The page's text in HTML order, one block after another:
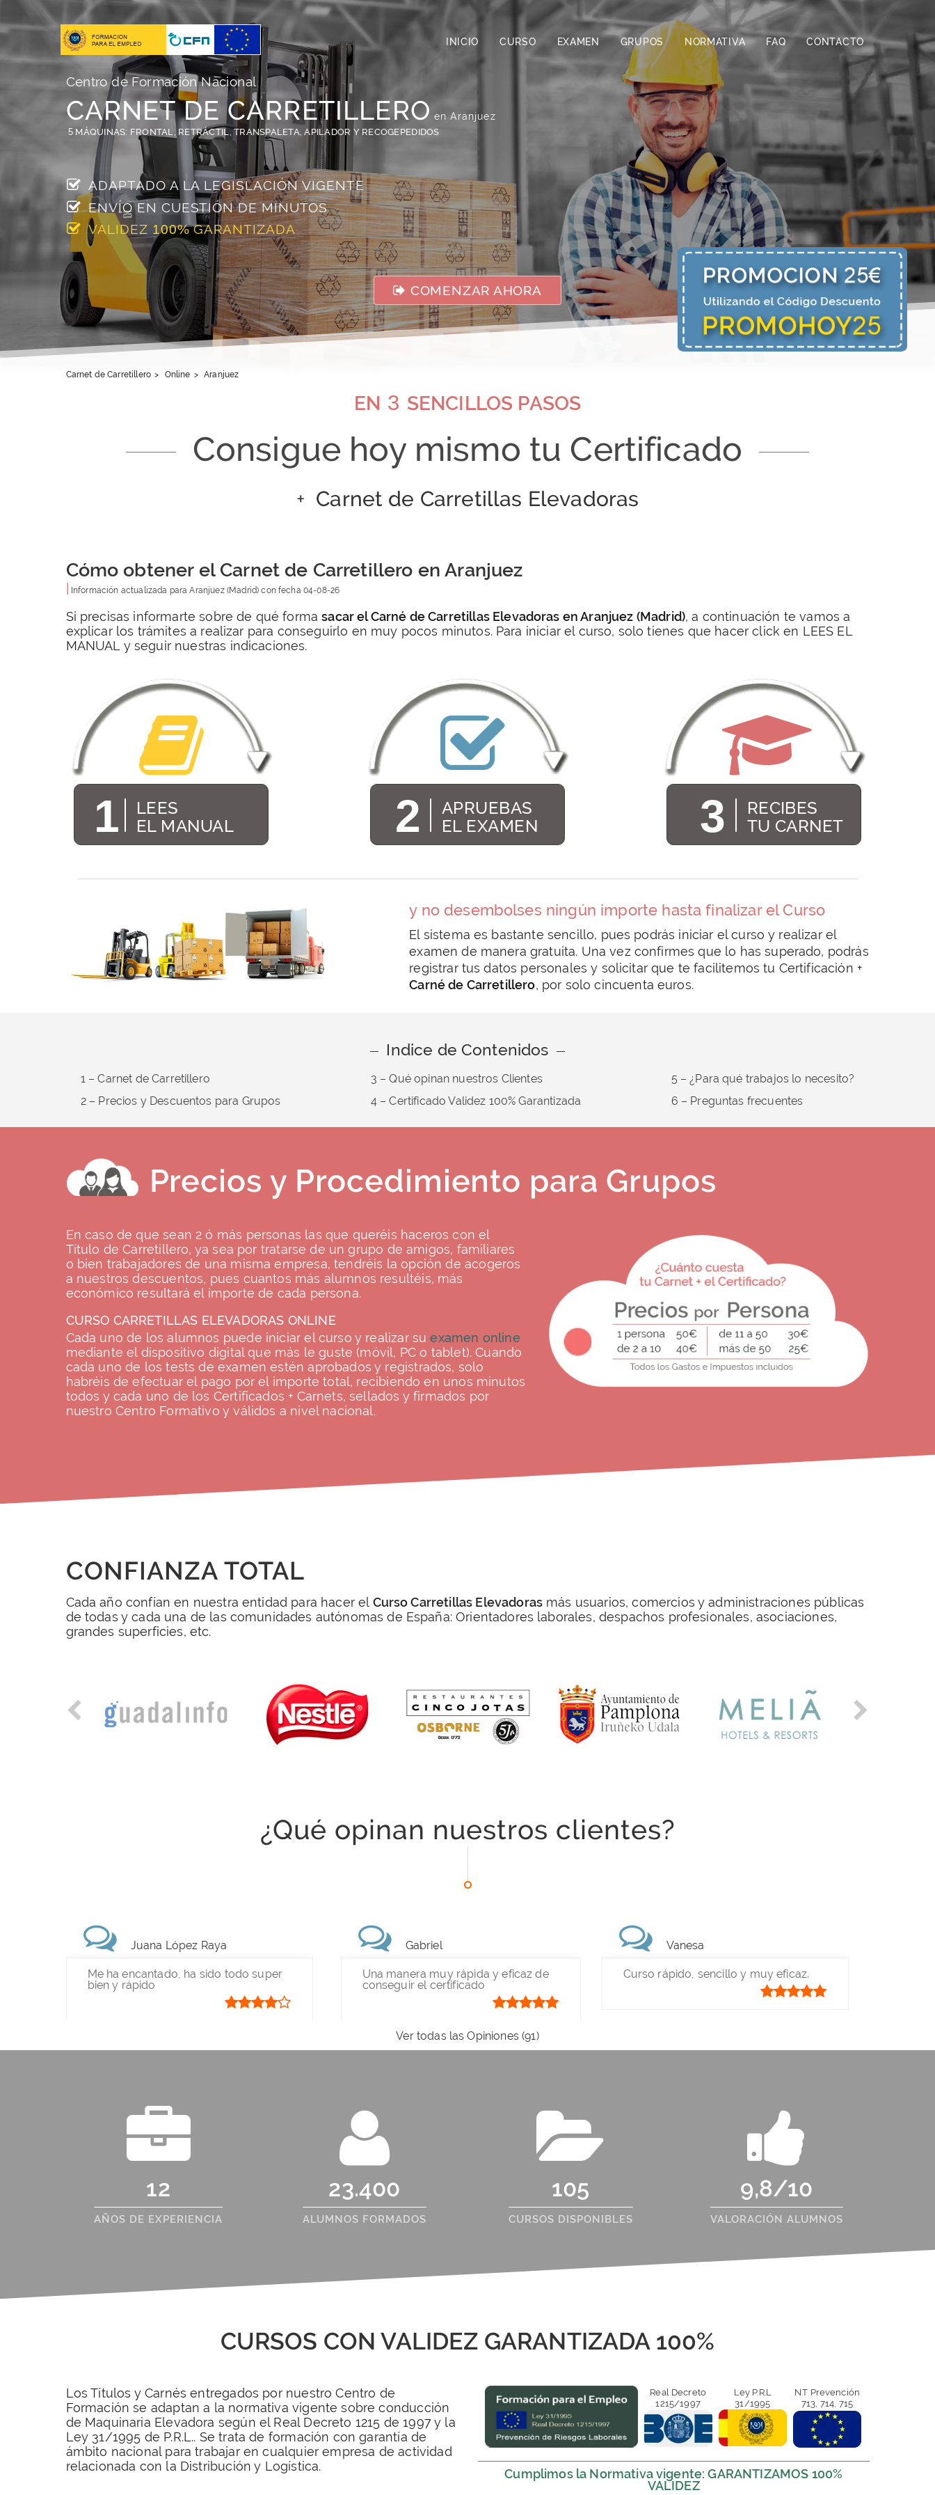
INICIO CURSO EXAMEN GRUPOS NORMATIVA FAQ CONTACTO
Centro de Formación Nacional
CARNET DE CARRETILLERO en Aranjuez
5 MÁQUINAS: FRONTAL, RETRÁCTIL, TRANSPALETA, APILADOR Y RECOGEPEDIDOS
ADAPTADO A LA LEGISLACIÓN VIGENTE
ENVÍO EN CUESTIÓN DEMINUTOS
VALIDEZ 100%GARANTIZADA
COMENZAR AHORA
Carnet de Carretillero > Online > Aranjuez
EN 3 SENCILLOS PASOS
Consigue hoy mismo tu Certificado
+ Carnet de Carretillas Elevadoras
Cómo obtener el Carnet de Carretillero en Aranjuez
Información actualizada paraAranjuez(Madrid) con fecha 04-08-26
Si precisas informarte sobre de qué formasacar el Carné de Carretillas Elevadoras en Aranjuez (Madrid), a continuación te vamos a
explicar los trámites a realizar para conseguirlo en muy pocos minutos. Para iniciar el curso, solo tienes que hacer click en LEES EL
MANUAL y seguir nuestras indicaciones.
1
LEES
EL MANUAL
2
APRUEBAS
EL EXAMEN
3
RECIBES
TU CARNET
y no desembolses ningún importe hasta finalizar el Curso
El sistema es bastante sencillo, pues podrás iniciar el curso y realizar el
examen de manera gratuita. Una vez confirmes que lo has superado, podrás
registrar tus datos personales y solicitar que te facilitemos tu Certificación +
Carné de Carretillero, por solo cincuenta euros.
Indice de Contenidos
1 – Carnet de Carretillero
2 – Precios y Descuentos para Grupos
3 – Qué opinan nuestros Clientes
4 – Certificado Validez 100% Garantizada
5 – ¿Para qué trabajos lo necesito?
6 – Preguntas frecuentes
Precios y Procedimiento para Grupos
En caso de que sean 2 ó más personas las que queréis haceros con el
Título de Carretillero, ya sea por tratarse de un grupo de amigos, familiares
o bien trabajadores de una misma empresa, tendréis la opción de acogeros
a nuestros descuentos, pues cuantos más alumnos resultéis, más
económico resultará el importe de cada persona.
CURSO CARRETILLAS ELEVADORAS ONLINE
Cada uno de los alumnos puede iniciar el curso y realizar suexamen online
mediante el dispositivo digital que más le guste (móvil, PC o tablet). Cuando
cada uno de los tests de examen estén aprobados y registrados, solo
habréis de efectuar el pago por el importe total, recibiendo en unos minutos
todos y cada uno de los Certificados + Carnets, sellados y firmados por
nuestro Centro Formativo y válidos a nivel nacional.
CONFIANZA TOTAL
Cada año confían en nuestra entidad para hacer el Curso Carretillas Elevadorasmás usuarios, comercios y administraciones públicas
de todas y cada una de las comunidades autónomas de España: Orientadores laborales, despachos profesionales, asociaciones,
grandes superficies, etc.
¿Qué opinan nuestros clientes?
Juana López Raya
Me ha encantado, ha sido todo super
bien y rápido
Gabriel
Una manera muy rápida y eficaz de
conseguir el certificado
Vanesa
Curso rápido, sencillo y muy eficaz.
Ver todas las Opiniones (91)
12
AÑOS DE EXPERIENCIA
23.400
ALUMNOS FORMADOS
105
CURSOS DISPONIBLES
9,8/10
VALORACIÓN ALUMNOS
CURSOS CON VALIDEZ GARANTIZADA 100%
Los Títulos y Carnés entregados por nuestro Centro de
Formación se adaptan a la normativa vigente sobre conducción
de Maquinaria Elevadora según el Real Decreto 1215 de 1997 y la
Ley 31/1995 de P.R.L.. Se trata de formación con garantía de
ámbito nacional para trabajar en cualquier empresa de actividad
relacionada con la Distribución y Logística.
Real Decreto
1215/1997
Ley P.R.L
31/1995
N.T Prevención
713, 714, 715
Cumplimos la Normativa vigente: GARANTIZAMOS 100%
VALIDEZ